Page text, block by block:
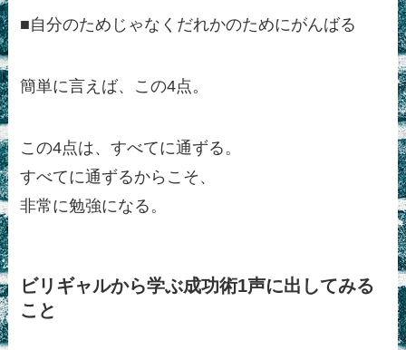
■自分のためじゃなくだれかのためにがんばる
簡単に言えば、この4点。
この4点は、すべてに通ずる。
すべてに通ずるからこそ、
非常に勉強になる。
ビリギャルから学ぶ成功術1声に出してみる
こと